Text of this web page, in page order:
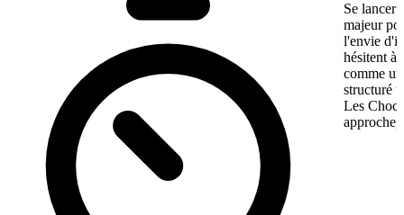
Se lancer
majeur
l'envie
hésitent à
comme
structuré
Les
approche,